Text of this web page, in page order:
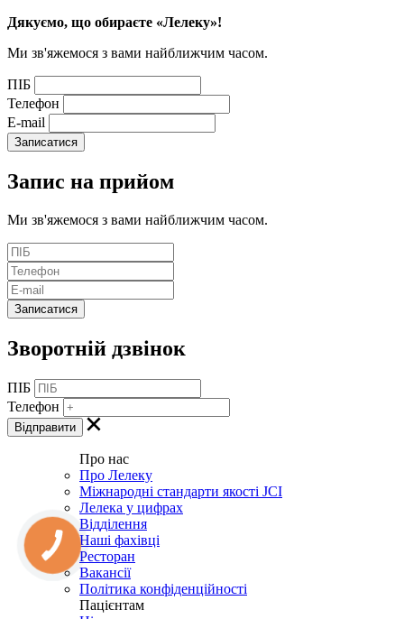
Дякуємо, що обираєте «Лелеку»!
Ми зв'яжемося з вами найближчим часом.
ПІБ
Телефон
E-mail
Запис на прийом
Ми зв'яжемося з вами найближчим часом.
Зворотній дзвінок
ПІБ
Телефон
Про нас
Про Лелеку
Міжнародні стандарти якості JCI
Лелека у цифрах
Відділення
Наші фахівці
Ресторан
Вакансії
Політика конфіденційності
Пацієнтам